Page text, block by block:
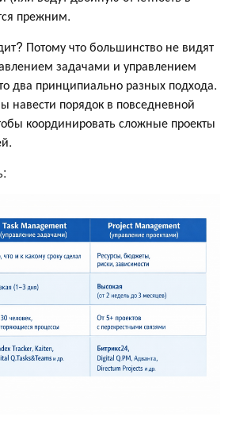
прежним.
Потому что большинство не видят
задачами и управлением
два принципиально разных подхода.
навести порядок в повседневной
координировать сложные проекты